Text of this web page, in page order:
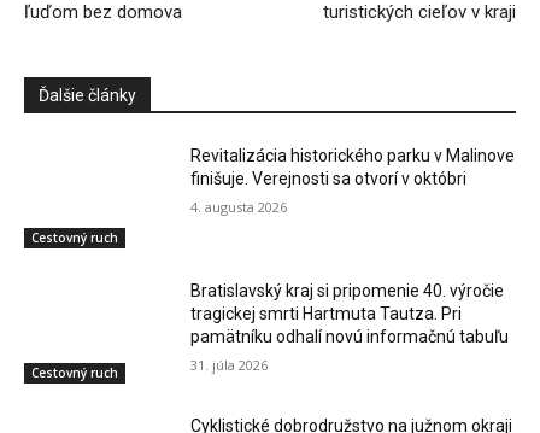
ľuďom bez domova
turistických cieľov v kraji
Ďalšie články
Cestovný ruch
Revitalizácia historického parku v Malinove
finišuje. Verejnosti sa otvorí v októbri
4. augusta 2026
Cestovný ruch
Bratislavský kraj si pripomenie 40. výročie
tragickej smrti Hartmuta Tautza. Pri
pamätníku odhalí novú informačnú tabuľu
31. júla 2026
Cyklistické dobrodružstvo na južnom okraji